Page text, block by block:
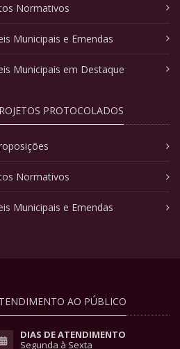
Normativos
Municipais e Emendas
Municipais em Destaque
PROTOCOLADOS
Normativos
Municipais e Emendas
AO PÚBLICO
DIAS DE ATENDIMENTO
Segunda à Sexta